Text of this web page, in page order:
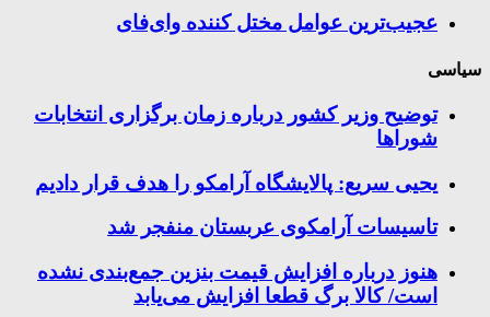
عجیب‌ترین عوامل مختل کننده وای‌فای
سیاسی
توضیح وزیر کشور درباره زمان برگزاری انتخابات
شوراها
یحیی سریع: پالایشگاه آرامکو را هدف قرار دادیم
تاسیسات آرامکوی عربستان منفجر شد
هنوز درباره افزایش قیمت بنزین جمع‌بندی نشده
است/ کالا برگ قطعا افزایش می‌یابد